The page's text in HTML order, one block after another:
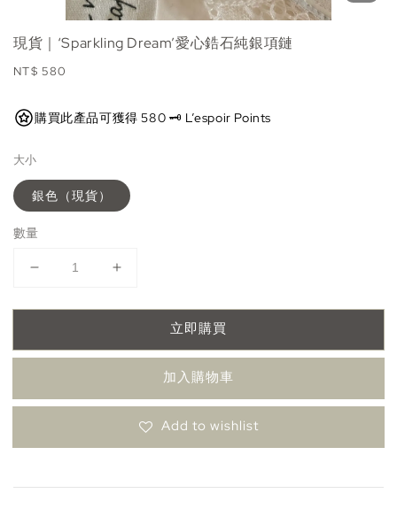
現貨｜‘Sparkling Dream’愛心鋯石純銀項鏈
Regular
NT$ 580
購買此產品可獲得 580 🗝️ L’espoir Points
大小
銀色（現貨）
數量
立即購買
加入購物車
Add to wishlist